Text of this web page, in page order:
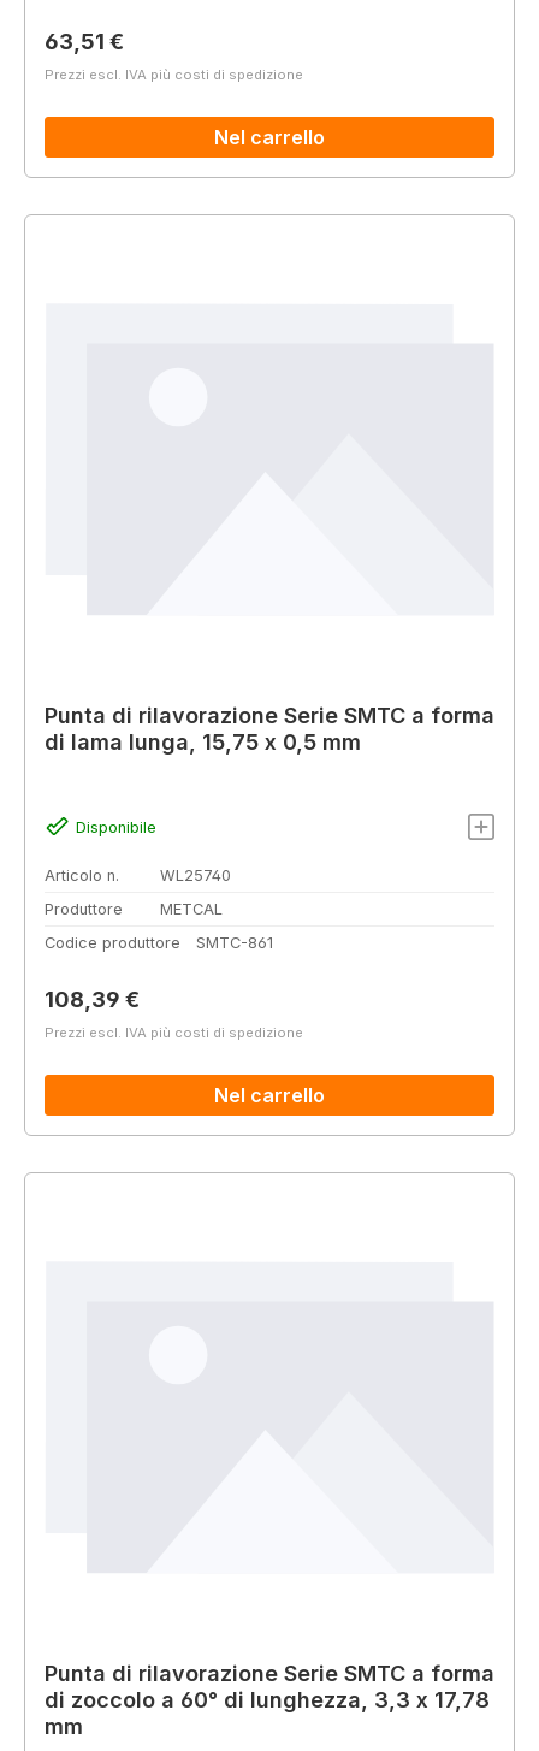
Prezzo normale:
63,51 €
Prezzi escl. IVA più costi di spedizione
Nel carrello
Punta di rilavorazione Serie SMTC a forma
di lama lunga, 15,75 x 0,5 mm
Disponibile
Articolo n.
WL25740
Produttore
METCAL
Codice produttore
SMTC-861
Prezzo normale:
108,39 €
Prezzi escl. IVA più costi di spedizione
Nel carrello
Punta di rilavorazione Serie SMTC a forma
di zoccolo a 60° di lunghezza, 3,3 x 17,78
mm